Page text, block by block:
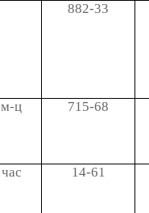
882-33
м-ц 715-68
час 14-61